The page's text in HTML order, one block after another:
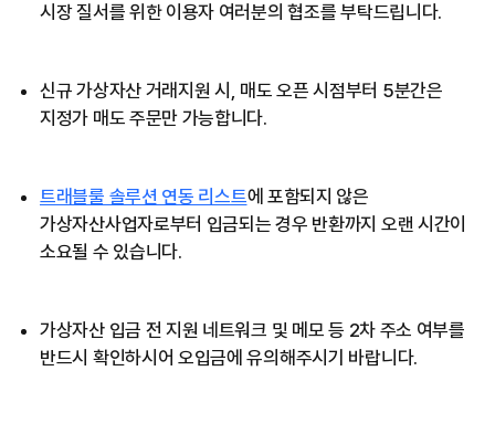
시장 질서를 위한 이용자 여러분의 협조를 부탁드립니다.
신규 가상자산 거래지원 시, 매도 오픈 시점부터 5분간은
지정가 매도 주문만 가능합니다.
트래블룰 솔루션 연동 리스트에 포함되지 않은
가상자산사업자로부터 입금되는 경우 반환까지 오랜 시간이
소요될 수 있습니다.
가상자산 입금 전 지원 네트워크 및 메모 등 2차 주소 여부를
반드시 확인하시어 오입금에 유의해주시기 바랍니다.